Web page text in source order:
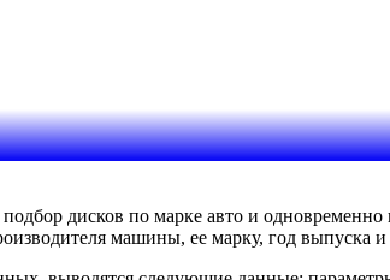
дисков по марке авто и
машины, ее марку, год